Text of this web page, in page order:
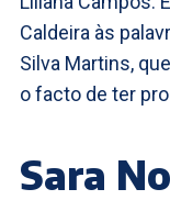
Caldeira às
Silva Martins,
o facto de ter
Sara